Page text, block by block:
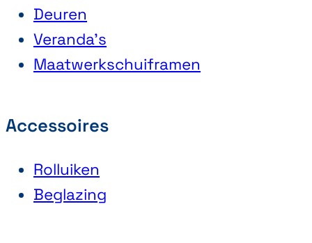
Deuren
Veranda’s
Maatwerkschuiframen
Accessoires
Rolluiken
Beglazing